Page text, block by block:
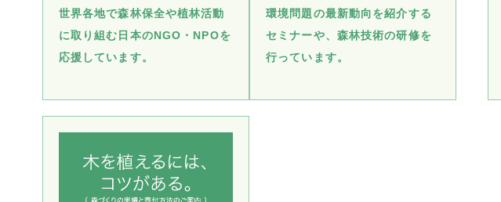
世界各地で森林保全や植林活動
に取り組む日本のNGO・NPOを
応援しています。
環境問題の最新動向を紹介する
セミナーや、森林技術の研修を
行っています。